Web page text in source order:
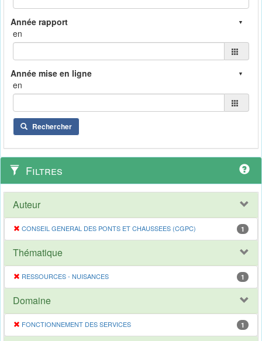
en
en
Rechercher
Filtres
Auteur
CONSEIL GENERAL DES PONTS ET CHAUSSEES (CGPC) 1
Thématique
RESSOURCES - NUISANCES 1
Domaine
FONCTIONNEMENT DES SERVICES 1